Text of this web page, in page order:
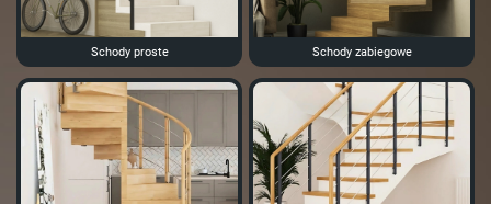
Schody proste Schody zabiegowe